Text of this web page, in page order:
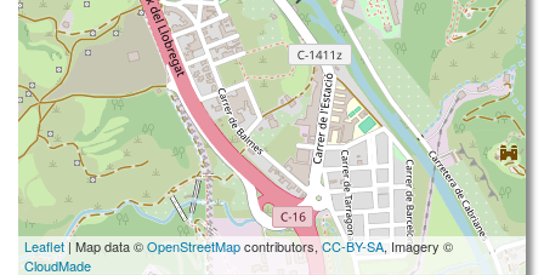
Leaflet| Map data ©OpenStreetMapcontributors,CC-BY-SA, Imagery ©
CloudMade